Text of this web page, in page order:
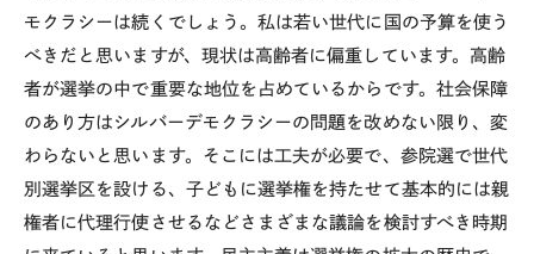
モクラシーは続くでしょう。私は若い世代に国の予算を使う
べきだと思いますが、現状は高齢者に偏重しています。高齢
者が選挙の中で重要な地位を占めているからです。社会保障
のあり方はシルバーデモクラシーの問題を改めない限り、変
わらないと思います。そこには工夫が必要で、参院選で世代
別選挙区を設ける、子どもに選挙権を持たせて基本的には親
権者に代理行使させるなどさまざまな議論を検討すべき時期